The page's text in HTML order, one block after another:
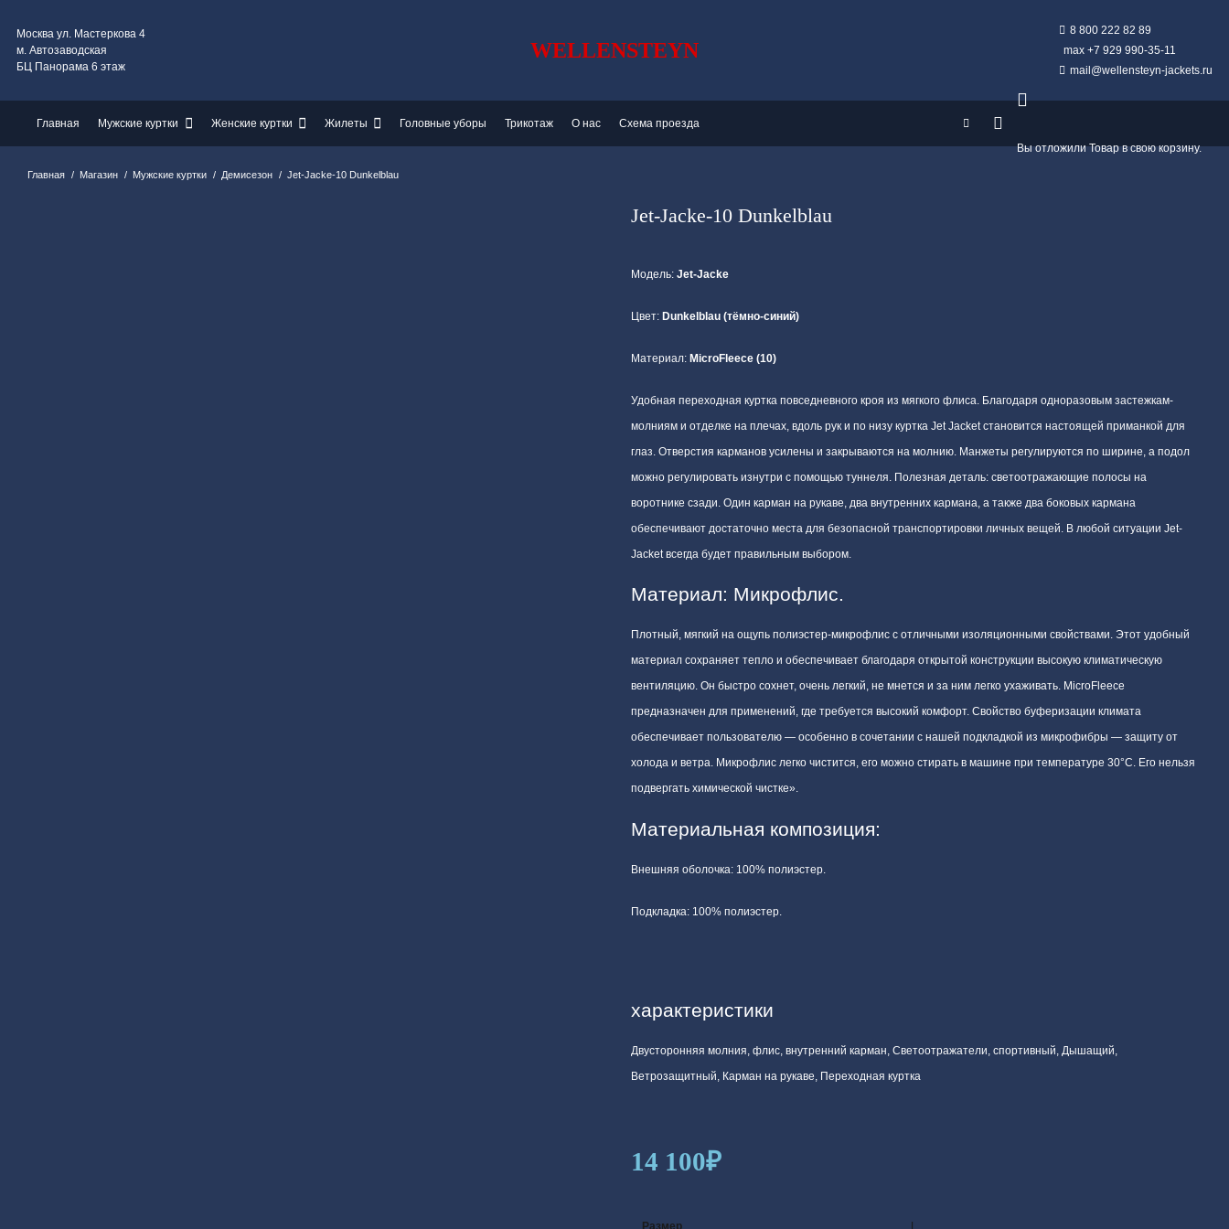
Москва ул. Мастеркова 4
м. Автозаводская
БЦ Панорама 6 этаж
WELLENSTEYN
8 800 222 82 89
max +7 929 990-35-11
mail@wellensteyn-jackets.ru
Главная Мужские куртки Женские куртки Жилеты Головные уборы Трикотаж О нас
Схема проезда
Вы отложилиТоварв свою корзину.
Главная / Магазин / Мужские куртки / Демисезон / Jet-Jacke-10 Dunkelblau
Jet-Jacke-10 Dunkelblau
Модель: Jet-Jacke
Цвет:Dunkelblau (тёмно-синий)
Материал: MicroFleece (10)
Удобная переходная куртка повседневного кроя из мягкого флиса. Благодаря одноразовым застежкам-
молниям и отделке на плечах, вдоль рук и по низу куртка Jet Jacket становится настоящей приманкой для
глаз. Отверстия карманов усилены и закрываются на молнию. Манжеты регулируются по ширине, а подол
можно регулировать изнутри с помощью туннеля. Полезная деталь: светоотражающие полосы на
воротнике сзади. Один карман на рукаве, два внутренних кармана, а также два боковых кармана
обеспечивают достаточно места для безопасной транспортировки личных вещей. В любой ситуации Jet-
Jacket всегда будет правильным выбором.
Материал: Микрофлис.
Плотный, мягкий на ощупь полиэстер-микрофлис с отличными изоляционными свойствами. Этот удобный
материал сохраняет тепло и обеспечивает благодаря открытой конструкции высокую климатическую
вентиляцию. Он быстро сохнет, очень легкий, не мнется и за ним легко ухаживать. MicroFleece
предназначен для применений, где требуется высокий комфорт. Свойство буферизации климата
обеспечивает пользователю — особенно в сочетании с нашей подкладкой из микрофибры — защиту от
холода и ветра. Микрофлис легко чистится, его можно стирать в машине при температуре 30°C. Его нельзя
подвергать химической чистке».
Материальная композиция:
Внешняя оболочка: 100% полиэстер.
Подкладка: 100% полиэстер.
характеристики
Двусторонняя молния, флис, внутренний карман, Светоотражатели, спортивный, Дышащий,
Ветрозащитный, Карман на рукаве, Переходная куртка
14 100₽
Размер L